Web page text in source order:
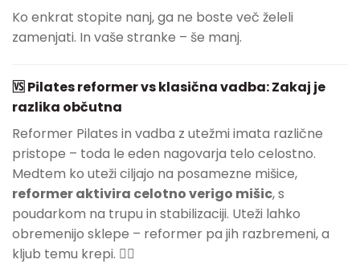
Ko enkrat stopite nanj, ga ne boste več želeli
zamenjati. In vaše stranke – še manj.
🆚 Pilates reformer vs klasična vadba: Zakaj je
razlika občutna
Reformer Pilates in vadba z utežmi imata različne
pristope – toda le eden nagovarja telo celostno.
Medtem ko uteži ciljajo na posamezne mišice,
reformer aktivira celotno verigo mišic, s
poudarkom na trupu in stabilizaciji. Uteži lahko
obremenijo sklepe – reformer pa jih razbremeni, a
kljub temu krepi. 🧘‍♀️